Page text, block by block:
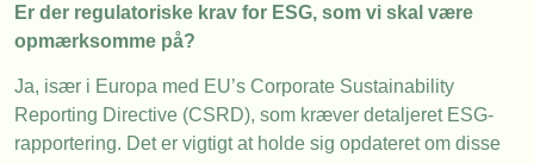
Er der regulatoriske krav for ESG, som vi skal være
opmærksomme på?
Ja, især i Europa med EU’s Corporate Sustainability
Reporting Directive (CSRD), som kræver detaljeret ESG-
rapportering. Det er vigtigt at holde sig opdateret om disse